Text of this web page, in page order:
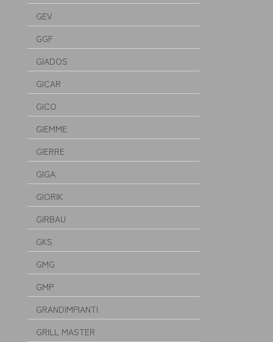
GEV
GGF
GIADOS
GICAR
GICO
GIEMME
GIERRE
GIGA
GIORIK
GIRBAU
GKS
GMG
GMP
GRANDIMPIANTI
GRILL MASTER